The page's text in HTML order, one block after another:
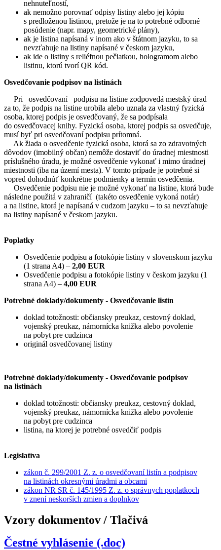
nehnuteľností,
ak nemožno porovnať odpisy listiny alebo jej kópiu
s predloženou listinou, pretože je na to potrebné odborné
posúdenie (napr. mapy, geometrické plány),
ak je listina napísaná v inom ako v štátnom jazyku, to sa
nevzťahuje na listiny napísané v českom jazyku,
ak ide o listiny s reliéfnou pečiatkou, hologramom alebo
listinu, ktorú tvorí QR kód.
Osvedčovanie podpisov na listinách
Pri osvedčovaní podpisu na listine zodpovedá mestský úrad
za to, že podpis na listine urobila alebo uznala za vlastný fyzická
osoba, ktorej podpis je osvedčovaný, že sa podpísala
do osvedčovacej knihy. Fyzická osoba, ktorej podpis sa osvedčuje,
musí byť pri osvedčovaní podpisu prítomná.
Ak žiada o osvedčenie fyzická osoba, ktorá sa zo zdravotných
dôvodov (imobilný občan) nemôže dostaviť do úradnej miestnosti
príslušného úradu, je možné osvedčenie vykonať i mimo úradnej
miestnosti (iba na území mesta). V tomto prípade je potrebné si
vopred dohodnúť konkrétne podmienky a termín osvedčenia.
Osvedčenie podpisu nie je možné vykonať na listine, ktorá bude
následne použitá v zahraničí (takéto osvedčenie vykoná notár)
a na listine, ktorá je napísaná v cudzom jazyku – to sa nevzťahuje
na listiny napísané v českom jazyku.
Poplatky
Osvedčenie podpisu a fotokópie listiny v slovenskom jazyku
(1 strana A4) – 2,00 EUR
Osvedčenie podpisu a fotokópie listiny v českom jazyku (1
strana A4) – 4,00 EUR
Potrebné doklady/dokumenty - Osvedčovanie listín
doklad totožnosti: občiansky preukaz, cestovný doklad,
vojenský preukaz, námornícka knižka alebo povolenie
na pobyt pre cudzinca
originál osvedčovanej listiny
Potrebné doklady/dokumenty - Osvedčovanie podpisov
na listinách
doklad totožnosti: občiansky preukaz, cestovný doklad,
vojenský preukaz, námornícka knižka alebo povolenie
na pobyt pre cudzinca
listina, na ktorej je potrebné osvedčiť podpis
Legislatíva
zákon č. 299/2001 Z. z. o osvedčovaní listín a podpisov
na listinách okresnými úradmi a obcami
zákon NR SR č. 145/1995 Z. z. o správnych poplatkoch
v znení neskorších zmien a doplnkov
Vzory dokumentov / Tlačivá
Čestné vyhlásenie (.doc)